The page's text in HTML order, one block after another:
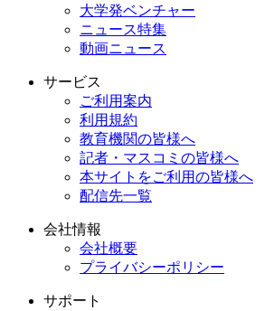
大学発ベンチャー
ニュース特集
動画ニュース
サービス
ご利用案内
利用規約
教育機関の皆様へ
記者・マスコミの皆様へ
本サイトをご利用の皆様へ
配信先一覧
会社情報
会社概要
プライバシーポリシー
サポート